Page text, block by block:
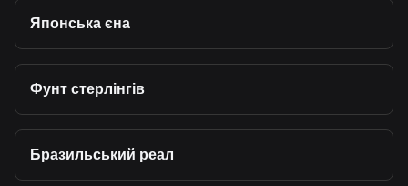
Японська єна
Фунт стерлінгів
Бразильський реал